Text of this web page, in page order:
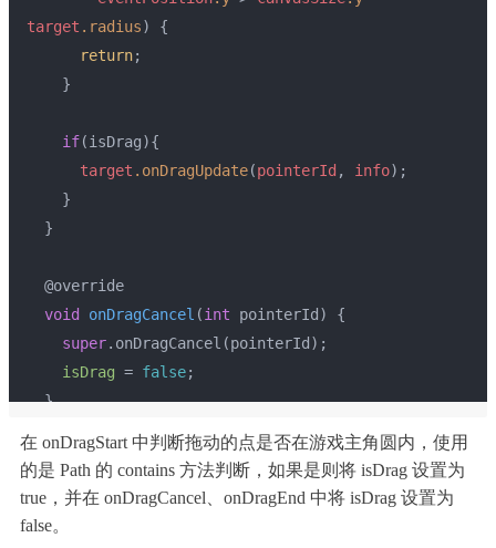
target .radius) {
return;
    }
if(isDrag){
target .onDragUpdate(pointerId , info);
    }
  }
  @override
void
onDragCancel (int pointerId)
{
super.onDragCancel(pointerId);
isDrag = false;
  }
  @override
void
onDragEnd
pointerId, DragEndInfo info)
{
在 onDragStart 中判断拖动的点是否在游戏主角圆内，使用
的是 Path 的 contains 方法判断，如果是则将 isDrag 设置为
true，并在 onDragCancel、onDragEnd 中将 isDrag 设置为
false。